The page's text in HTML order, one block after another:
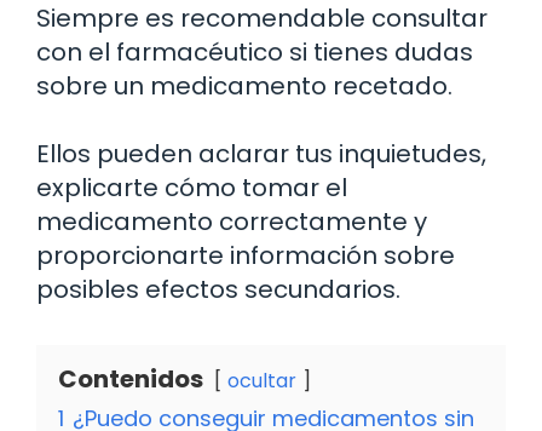
Siempre es recomendable consultar
con el farmacéutico si tienes dudas
sobre un medicamento recetado.
Ellos pueden aclarar tus inquietudes,
explicarte cómo tomar el
medicamento correctamente y
proporcionarte información sobre
posibles efectos secundarios.
Contenidos ocultar
1 ¿Puedo conseguir medicamentos sin